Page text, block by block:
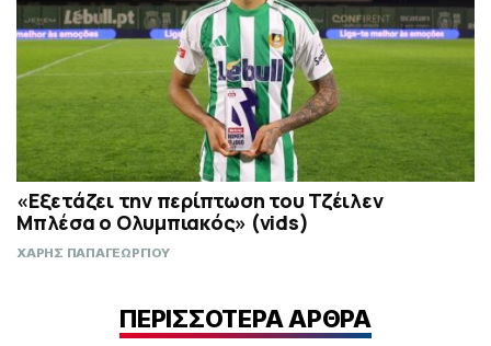
«Εξετάζει την περίπτωση του Τζέιλεν
Μπλέσα ο Ολυμπιακός» (vids)
ΧΑΡΗΣ ΠΑΠΑΓΕΩΡΓΙΟΥ
ΠΕΡΙΣΣΟΤΕΡΑ ΑΡΘΡΑ